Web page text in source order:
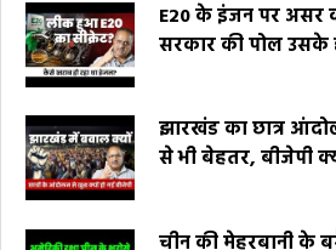
E20 के इंजन पर असर
सरकार की पोल उसके
झारखंड का छात्र
से भी बेहतर, बीजेपी
चीन की मेहरबानी के